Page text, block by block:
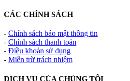
CÁC CHÍNH SÁCH
- Chính sách bảo mật thông tin
- Chính sách thanh toán
- Điều khoản sử dụng
- Miễn trừ trách nhiệm
DỊCH VỤ CỦA CHÚNG TÔI